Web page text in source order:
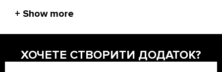
ХОЧЕТЕ СТВОРИТИ ДОДАТОК?